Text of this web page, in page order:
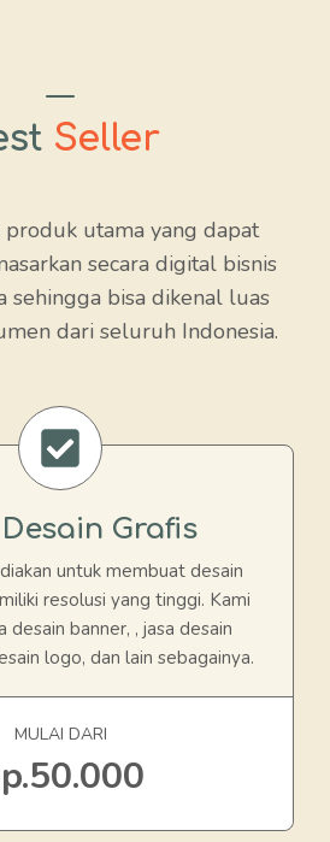
Seller
utama yang dapat
secara digital bisnis
sehingga bisa dikenal luas
dari seluruh Indonesia.
Grafis
untuk membuat desain
resolusi yang tinggi. Kami
desain banner, , jasa desain
logo, dan lain sebagainya.
MULAI DARI